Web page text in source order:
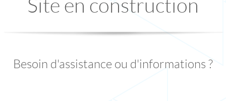
Site en construction
Besoin d'assistance ou d'informations ?